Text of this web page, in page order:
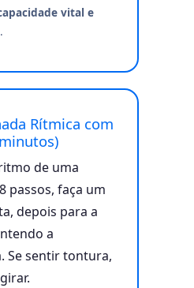
vital e
Rítmica com
de uma
passos, faça um
depois para a
a
Se sentir tontura,